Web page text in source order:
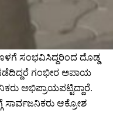
ಸಂಭವಿಸಿದ್ದರಿಂದ ದೊಡ್ಡ
ಗಂಭೀರ ಅಪಾಯ
ಅಭಿಪ್ರಾಯಪಟ್ಟಿದ್ದಾರೆ.
ಸಾರ್ವಜನಿಕರು ಆಕ್ರೋಶ